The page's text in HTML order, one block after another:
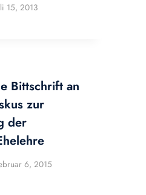
15, 2013
Bittschrift an
zur
der
6, 2015